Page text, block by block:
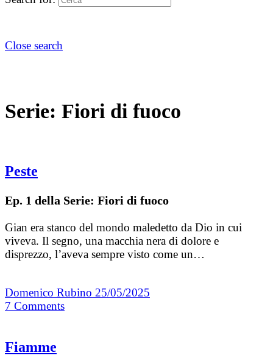
Close search
Serie: Fiori di fuoco
Peste
Ep. 1 della Serie: Fiori di fuoco
Gian era stanco del mondo maledetto da Dio in cui
viveva. Il segno, una macchia nera di dolore e
disprezzo, l’aveva sempre visto come un…
Domenico Rubino 25/05/2025
7 Comments
Fiamme